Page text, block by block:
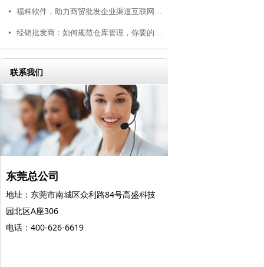
넷 福科软件，助力商贸批发企业渠道互联网转型
넷 经销批发商：如何规范仓库管理，你要的在这里！
联系我们
东莞总公司
地址：东莞市南城区众利路84号高盛科技
园北区A座306
电话：400-626-6619